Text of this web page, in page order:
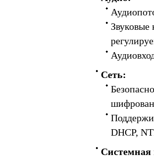
Сеть:
DHCP,
Системная